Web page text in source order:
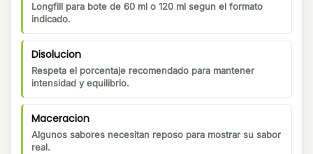
Longfill para bote de 60 ml o 120 ml segun el formato
indicado.
Disolucion
Respeta el porcentaje recomendado para mantener
intensidad y equilibrio.
Maceracion
Algunos sabores necesitan reposo para mostrar su sabor
real.